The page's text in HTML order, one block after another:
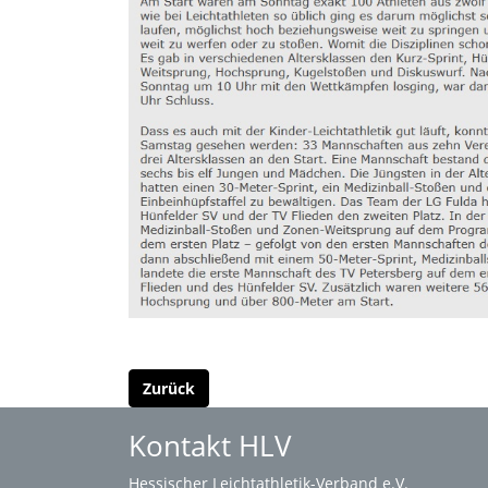
Zurück
Kontakt HLV
Hessischer Leichtathletik-Verband e.V.